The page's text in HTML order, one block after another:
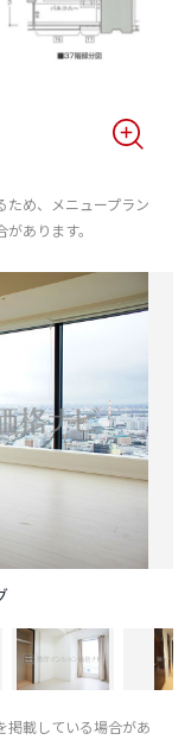
め、メニュープラン
あります。
載している場合があ